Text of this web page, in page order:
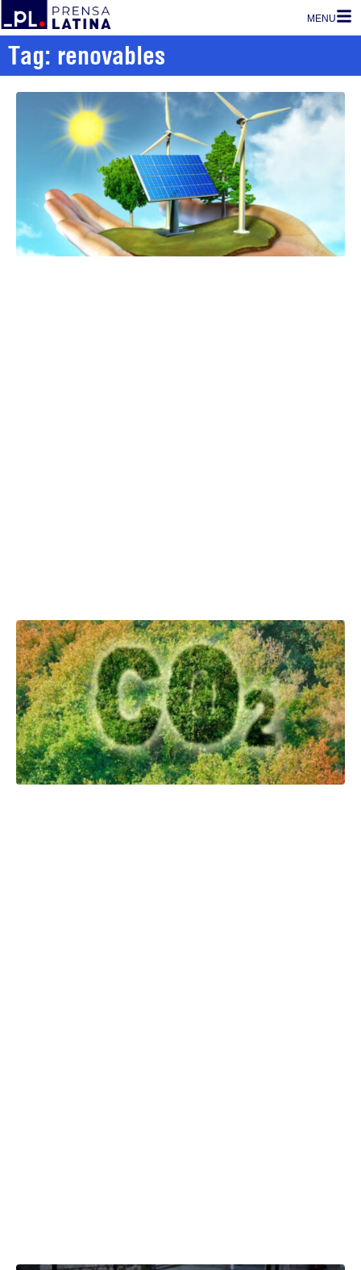
MENU
Tag: renovables